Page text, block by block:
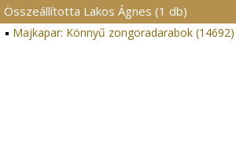
Összeállította Lakos Ágnes (1 db)
Majkapar: Könnyű zongoradarabok (14692)